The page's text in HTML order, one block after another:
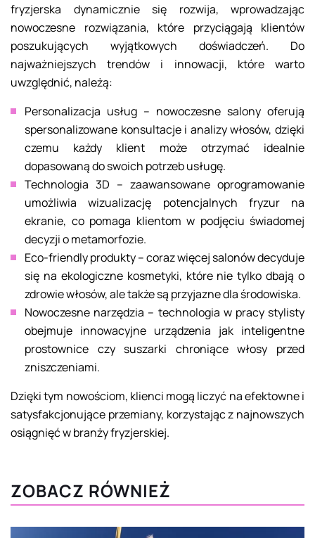
fryzjerska dynamicznie się rozwija, wprowadzając
nowoczesne rozwiązania, które przyciągają klientów
poszukujących wyjątkowych doświadczeń. Do
najważniejszych trendów i innowacji, które warto
uwzględnić, należą:
Personalizacja usług – nowoczesne salony oferują
spersonalizowane konsultacje i analizy włosów, dzięki
czemu każdy klient może otrzymać idealnie
dopasowaną do swoich potrzeb usługę.
Technologia 3D – zaawansowane oprogramowanie
umożliwia wizualizację potencjalnych fryzur na
ekranie, co pomaga klientom w podjęciu świadomej
decyzji o metamorfozie.
Eco-friendly produkty – coraz więcej salonów decyduje
się na ekologiczne kosmetyki, które nie tylko dbają o
zdrowie włosów, ale także są przyjazne dla środowiska.
Nowoczesne narzędzia – technologia w pracy stylisty
obejmuje innowacyjne urządzenia jak inteligentne
prostownice czy suszarki chroniące włosy przed
zniszczeniami.
Dzięki tym nowościom, klienci mogą liczyć na efektowne i
satysfakcjonujące przemiany, korzystając z najnowszych
osiągnięć w branży fryzjerskiej.
ZOBACZ RÓWNIEŻ